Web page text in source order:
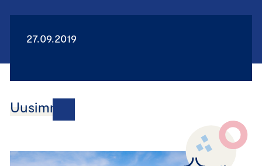
27.09.2019
Uusimmat